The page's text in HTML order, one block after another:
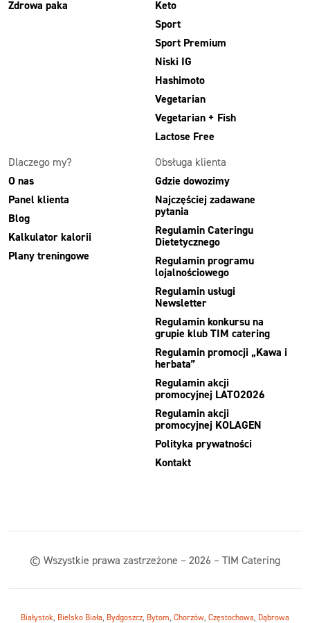
Zdrowa paka
Keto
Sport
Sport Premium
Niski IG
Hashimoto
Vegetarian
Vegetarian + Fish
Lactose Free
Dlaczego my?
O nas
Panel klienta
Blog
Kalkulator kalorii
Plany treningowe
Obsługa klienta
Gdzie dowozimy
Najczęściej zadawane
pytania
Regulamin Cateringu
Dietetycznego
Regulamin programu
lojalnościowego
Regulamin usługi
Newsletter
Regulamin konkursu na
grupie klub TIM catering
Regulamin promocji „Kawa i
herbata”
Regulamin akcji
promocyjnej LATO2026
Regulamin akcji
promocyjnej KOLAGEN
Polityka prywatności
Kontakt
© Wszystkie prawa zastrzeżone – 2026 – TIM Catering
Białystok, Bielsko Biała, Bydgoszcz, Bytom, Chorzów, Częstochowa, Dąbrowa